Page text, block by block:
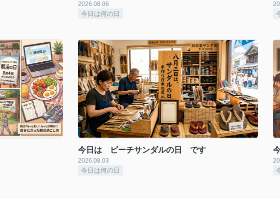
2026.08.06
今日は何の日
今日は ビーチサンダルの日 です
2026.08.03
今日は何の日